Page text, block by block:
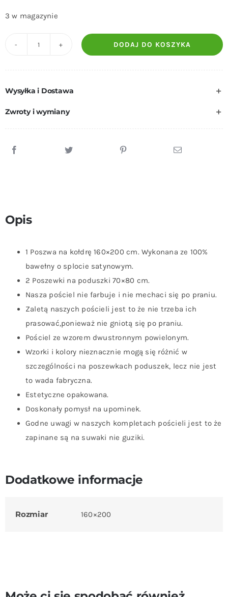
3 w magazynie
3D
160x200
DODAJ DO KOSZYKA
Wysyłka i Dostawa
Zwroty i wymiany
Opis
1 Poszwa na kołdrę 160×200 cm. Wykonana ze 100%
bawełny o splocie satynowym.
2 Poszewki na poduszki 70×80 cm.
Nasza pościel nie farbuje i nie mechaci się po praniu.
Zaletą naszych pościeli jest to że nie trzeba ich
prasować,ponieważ nie gniotą się po praniu.
Pościel ze wzorem dwustronnym powielonym.
Wzorki i kolory nieznacznie mogą się różnić w
szczególności na poszewkach poduszek, lecz nie jest
to wada fabryczna.
Estetyczne opakowana.
Doskonały pomysł na upominek.
Godne uwagi w naszych kompletach pościeli jest to że
zapinane są na suwaki nie guziki.
Dodatkowe informacje
Rozmiar 160×200